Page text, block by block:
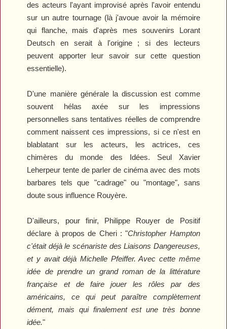
des acteurs l'ayant improvisé après l'avoir entendu
sur un autre tournage (là j'avoue avoir la mémoire
qui flanche, mais d'après mes souvenirs Lorant
Deutsch en serait à l'origine ; si des lecteurs
peuvent apporter leur savoir sur cette question
essentielle).
D'une manière générale la discussion est comme
souvent hélas axée sur les impressions
personnelles sans tentatives réelles de comprendre
comment naissent ces impressions, si ce n'est en
blablatant sur les acteurs, les actrices, ces
chimères du monde des Idées. Seul Xavier
Leherpeur tente de parler de cinéma avec des mots
barbares tels que "cadrage" ou "montage", sans
doute sous influence Rouyère.
D'ailleurs, pour finir, Philippe Rouyer de Positif
déclare à propos de Cheri: "Christopher Hampton
c'était déjà le scénariste desLiaisons Dangereuses,
et y avait déjà Michelle Pfeiffer. Avec cette même
idée de prendre un grand roman de la littérature
française et de faire jouer les rôles par des
américains, ce qui peut paraître complètement
dément, mais qui finalement est une très bonne
idée."